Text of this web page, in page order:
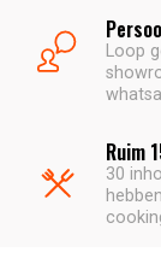
Loop
Ruim
30